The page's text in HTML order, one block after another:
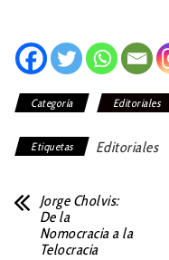
Categoría Editoriales
Etiquetas Editoriales
Jorge Cholvis:
De la
Nomocracia a la
Telocracia